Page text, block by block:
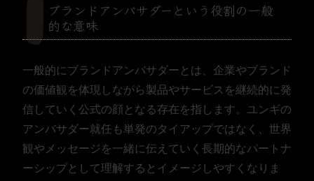
ブランドアンバサダーという役割の一般
的な意味
一般的にブランドアンバサダーとは、企業やブランド
の価値観を体現しながら製品やサービスを継続的に発
信していく公式の顔となる存在を指します。ユンギの
アンバサダー就任も単発のタイアップではなく、世界
観やメッセージを一緒に伝えていく長期的なパートナ
ーシップとして理解するとイメージしやすくなりま